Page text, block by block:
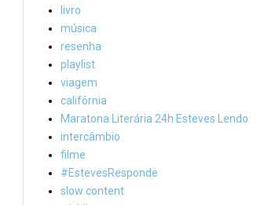
livro
música
resenha
playlist
viagem
califórnia
Maratona Literária 24h Esteves Lendo
intercâmbio
filme
#EstevesResponde
slow content